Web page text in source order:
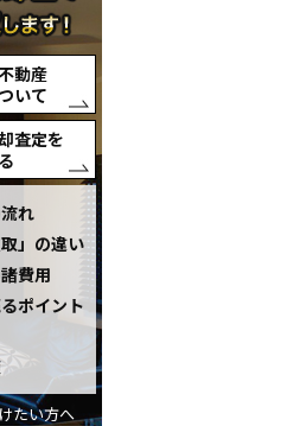
動産
いて
査定を
れ
取」の違い
費用
ポイント
たい方へ